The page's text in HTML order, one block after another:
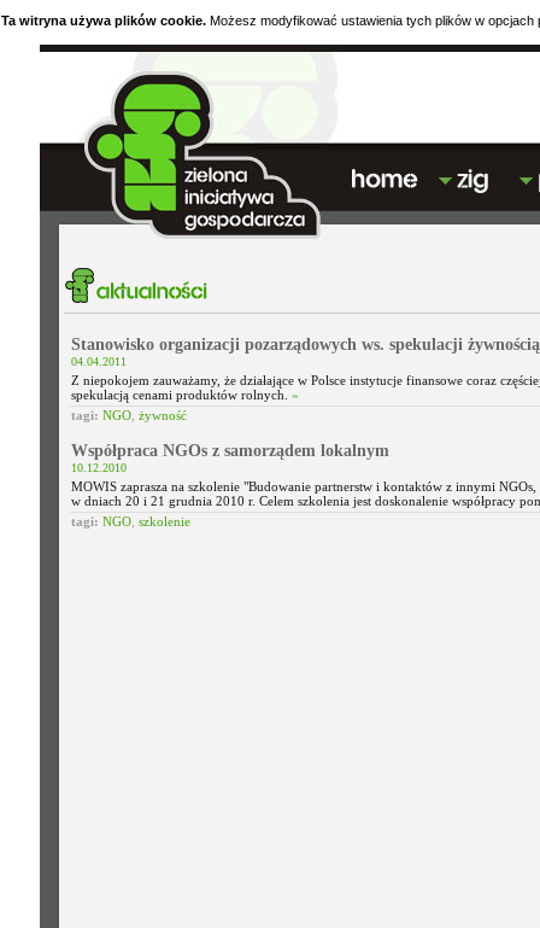
Ta witryna używa plików cookie. Możesz modyfikować ustawienia tych plików w opcjach
Stanowisko organizacji pozarządowych ws. spekulacji żywnością
04.04.2011
Z niepokojem zauważamy, że działające w Polsce instytucje finansowe coraz
spekulacją cenami produktów rolnych. »
tagi: NGO żywność
Współpraca NGOs z samorządem lokalnym
10.12.2010
MOWIS zaprasza na szkolenie "Budowanie partnerstw i kontaktów z innymi
w dniach 20 i 21 grudnia 2010 r. Celem szkolenia jest doskonalenie współpracy
tagi: NGO szkolenie